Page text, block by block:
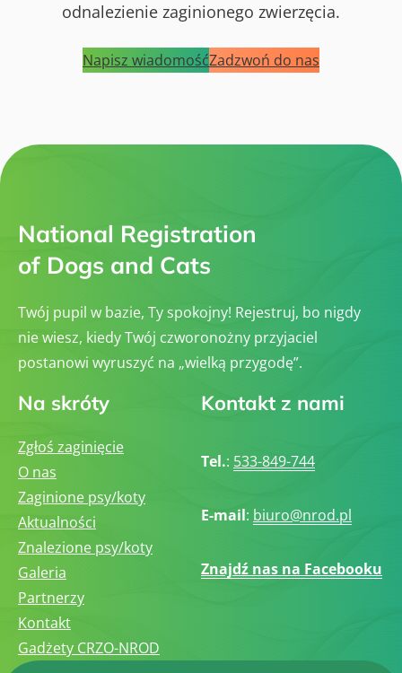
odnalezienie zaginionego zwierzęcia.
Napisz wiadomośćZadzwoń do nas
National Registration
of Dogs and Cats
Twój pupil w bazie, Ty spokojny! Rejestruj, bo nigdy
nie wiesz, kiedy Twój czworonożny przyjaciel
postanowi wyruszyć na „wielką przygodę”.
Na skróty
Zgłoś zaginięcie
O nas
Zaginione psy/koty
Aktualności
Znalezione psy/koty
Galeria
Partnerzy
Kontakt
Gadżety CRZO-NROD
Kontakt z nami
Tel.: 533-849-744
E-mail: biuro@nrod.pl
Znajdź nas na Facebooku